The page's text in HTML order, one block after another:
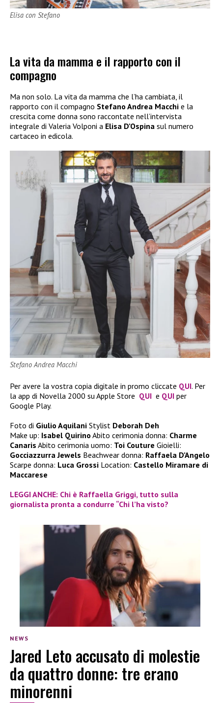
Elisa con Stefano
La vita da mamma e il rapporto con il
compagno
Ma non solo. La vita da mamma che l’ha cambiata, il
rapporto con il compagno Stefano Andrea Macchi e la
crescita come donna sono raccontate nell’intervista
integrale di Valeria Volponi a Elisa D’Ospina sul numero
cartaceo in edicola.
Stefano Andrea Macchi
Per avere la vostra copia digitale in promo cliccate QUI. Per
la app di Novella 2000 su Apple Store QUI e QUI per
Google Play.
Foto di Giulio Aquilani Stylist Deborah Deh
Make up: Isabel Quirino Abito cerimonia donna: Charme
Canaris Abito cerimonia uomo: Toi Couture Gioielli:
Gocciazzurra Jewels Beachwear donna: Raffaela D’Angelo
Scarpe donna: Luca Grossi Location: Castello Miramare di
Maccarese
LEGGI ANCHE: Chi è Raffaella Griggi, tutto sulla
giornalista pronta a condurre “Chi l’ha visto?
NEWS
Jared Leto accusato di molestie
da quattro donne: tre erano
minorenni